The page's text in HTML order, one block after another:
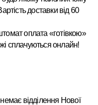
доставки від 60
оплата «готівкою»
сплачуються онлайн!
відділення Нової